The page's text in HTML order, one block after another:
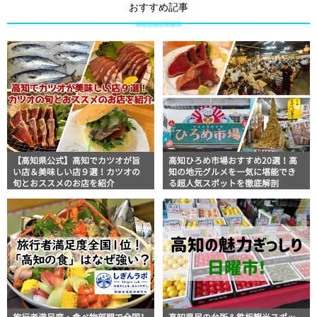
おすすめ記事
【高知県公式】高知でカツオが旨
い店＆美味しい店９選！カツオの
旬とおススメのお店を紹介
高知ひろめ市場おすすめ20選！高
知の地元グルメを一気に堪能でき
る超人気スポットを徹底解剖